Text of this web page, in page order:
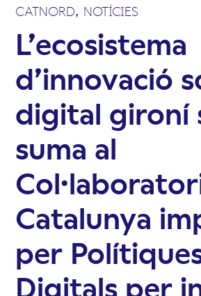
CATNORD, NOTÍCIES
L’ecosistema
d’innovació
digital gironí
suma al
Catalunya
per
Digitals per